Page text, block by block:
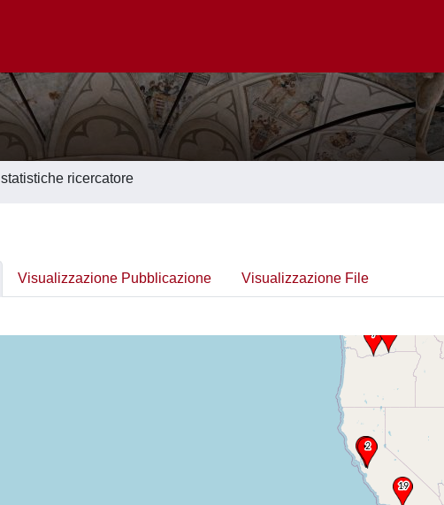
statistiche ricercatore
Visualizzazione Pubblicazione Visualizzazione File